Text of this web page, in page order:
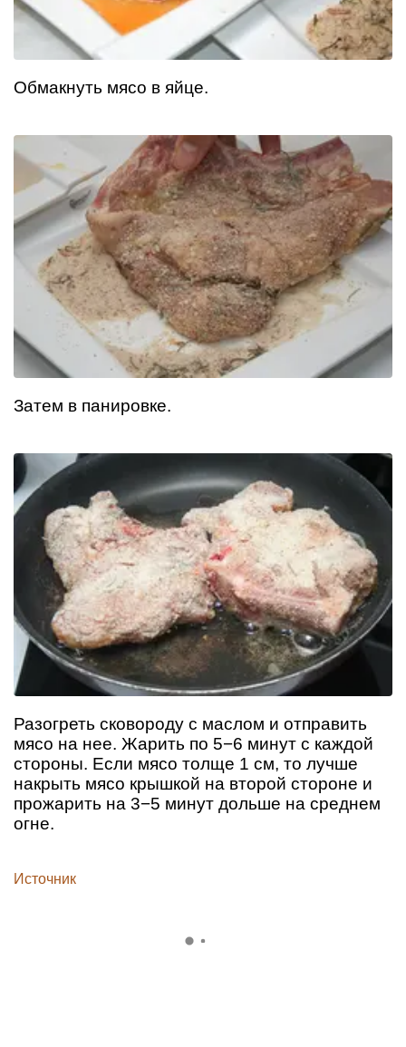
Обмакнуть мясо в яйце.
Затем в панировке.
Разогреть сковороду с маслом и отправить
мясо на нее. Жарить по 5−6 минут с каждой
стороны. Если мясо толще 1 см, то лучше
накрыть мясо крышкой на второй стороне и
прожарить на 3−5 минут дольше на среднем
огне.
Источник